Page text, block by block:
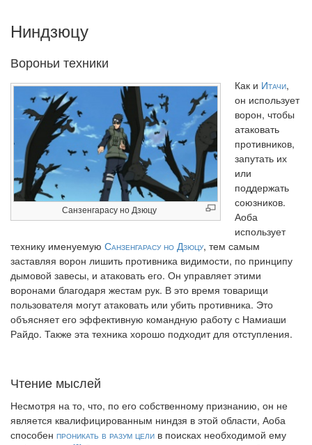
Ниндзюцу
Вороньи техники
Санзенгарасу но Дзюцу
Как и Итачи,
он использует
ворон, чтобы
атаковать
противников,
запутать их
или
поддержать
союзников.
Аоба
использует
технику именуемую Санзенгарасу но Дзюцу, тем самым
заставляя ворон лишить противника видимости, по принципу
дымовой завесы, и атаковать его. Он управляет этими
воронами благодаря жестам рук. В это время товарищи
пользователя могут атаковать или убить противника. Это
объясняет его эффективную командную работу с Намиаши
Райдо. Также эта техника хорошо подходит для отступления.
Чтение мыслей
Несмотря на то, что, по его собственному признанию, он не
является квалифицированным ниндзя в этой области, Аоба
способен проникать в разум цели в поисках необходимой ему